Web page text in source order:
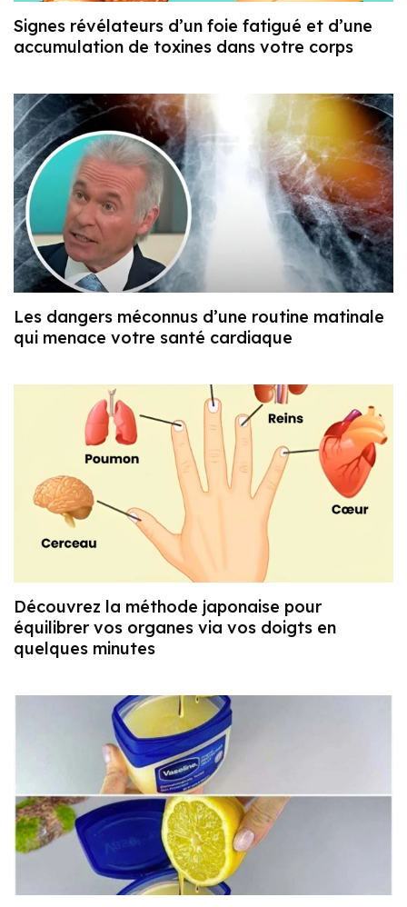
Signes révélateurs d’un foie fatigué et d’une
accumulation de toxines dans votre corps
Les dangers méconnus d’une routine matinale
qui menace votre santé cardiaque
Découvrez la méthode japonaise pour
équilibrer vos organes via vos doigts en
quelques minutes